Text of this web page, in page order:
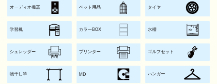
オーディオ機器 ペット用品 タイヤ
学習机 カラーBOX 水槽
シュレッダー プリンター ゴルフセット
物干し竿 MD ハンガー